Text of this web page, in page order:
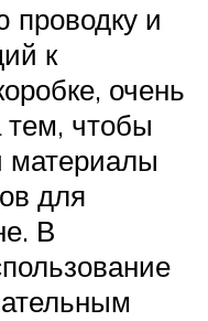
и
к
очень
тем, чтобы
материалы
для
В